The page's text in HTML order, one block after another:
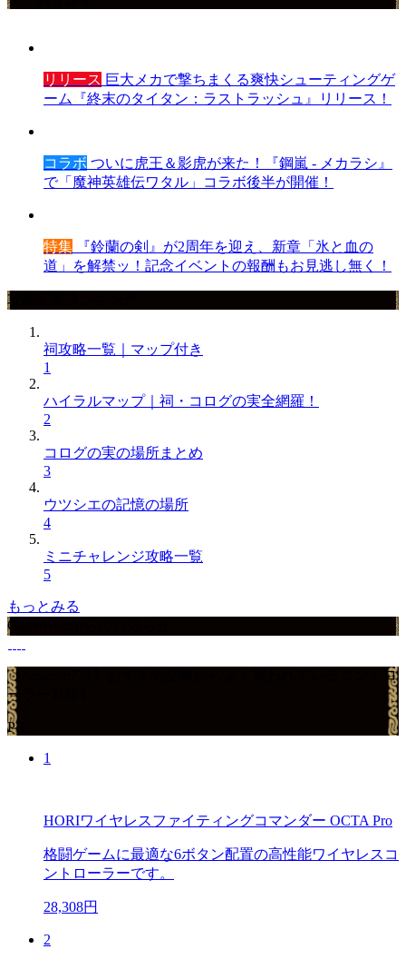
リリース 巨大メカで撃ちまくる爽快シューティングゲ
ーム『終末のタイタン：ラストラッシュ』リリース！
コラボ ついに虎王＆影虎が来た！『鋼嵐 - メカラシ』
で「魔神英雄伝ワタル」コラボ後半が開催！
特集 『鈴蘭の剣』が2周年を迎え、新章「氷と血の
道」を解禁ッ！記念イベントの報酬もお見逃し無く！
攻略記事ランキング
祠攻略一覧｜マップ付き
1
ハイラルマップ｜祠・コログの実全網羅！
2
コログの実の場所まとめ
3
ウツシエの記憶の場所
4
ミニチャレンジ攻略一覧
5
もっとみる
GameWithからのお知らせ
【Amazon7月】おすすめ記事からよく買われているコントロ
ーラーTOP4
PR
1
HORIワイヤレスファイティングコマンダー OCTA Pro
格闘ゲームに最適な6ボタン配置の高性能ワイヤレスコ
ントローラーです。
28,308円
2